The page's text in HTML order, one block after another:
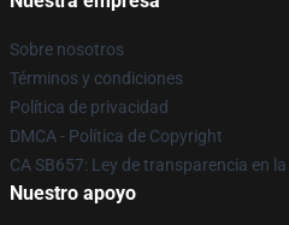
Sobre nosotros
Términos y condiciones
Política de privacidad
DMCA - Política de Copyright
CA SB657: Ley de transparencia en
Nuestro apoyo